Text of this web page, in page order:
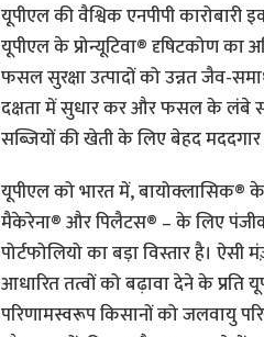
यूपीएल की वैश्विक एनपीपी
यूपीएल के प्रोन्यूटिवा® दृषिटकोण का
फसल सुरक्षा उत्पादों को उन्नत जैव-
दक्षता में सुधार कर और फसल के लंबे
सब्ज़ियों की खेती के लिए बेहद
यूपीएल को भारत में, बायोक्लासिक®
मैकेरेना® और पिलैटस® – के लिए
पोर्टफोलियो का बड़ा विस्तार है।
आधारित तत्वों को बढ़ावा देने के प्रति
परिणामस्वरूप किसानों को जलवायु